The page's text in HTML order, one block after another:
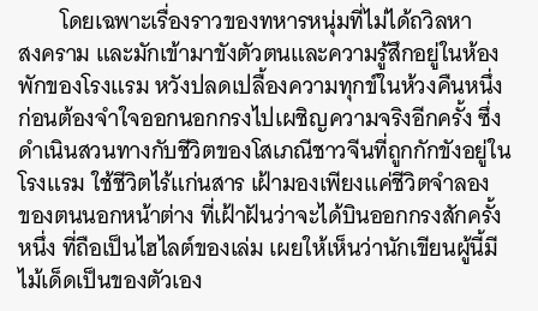
โดยเฉพาะเรื่องราวของทหารหนุ่มที่ไม่ได้ถวิลหา
สงคราม และมักเข้ามาขังตัวตนและความรู้สึกอยู่ในห้อง
พักของโรงแรม หวังปลดเปลื้องความทุกข์ในห้วงคืนหนึ่ง
ก่อนต้องจำใจออกนอกกรงไปเผชิญความจริงอีกครั้ง ซึ่ง
ดำเนินสวนทางกับชีวิตของโสเภณีชาวจีนที่ถูกกักขังอยู่ใน
โรงแรม ใช้ชีวิตไร้แก่นสาร เฝ้ามองเพียงแค่ชีวิตจำลอง
ของตนนอกหน้าต่าง ที่เฝ้าฝันว่าจะได้บินออกกรงสักครั้ง
หนึ่ง ที่ถือเป็นไฮไลต์ของเล่ม เผยให้เห็นว่านักเขียนผู้นี้มี
ไม้เด็ดเป็นของตัวเอง